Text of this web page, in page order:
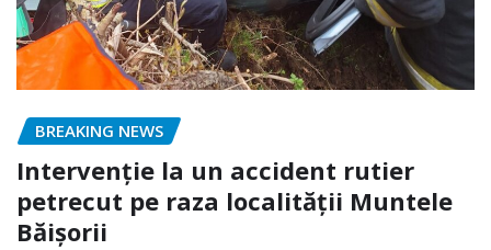
BREAKING NEWS
Intervenție la un accident rutier
petrecut pe raza localității Muntele
Băișorii